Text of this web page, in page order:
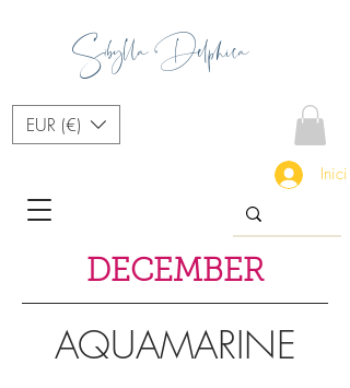
EUR (€)
Sibylla Delphica
DECEMBER
AQUAMARINE